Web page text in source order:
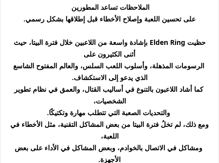
الملاحظات تساعد المطورين
على تحسين اللعبة وإصلاح الأخطاء قبل إطلاقها بشكل رسمي.
حظيت Elden Ring بإشادة واسعة من اللاعبين خلال فترة البيتا، حيث
أثنى الكثيرون على
الرسوماتالمذهلة، وأسلوب اللعب السلس، والعالم المفتوح الشاسع
الذي يدعو إلى الاستكشاف.
كما أشاد اللاعبون بالتنوع في أساليب القتال، والعمق في نظام تطوير
الشخصيات،
والتحديات الصعبة التي تتطلب مهارة وتكتيكًا.
ومع ذلك، لم تخلُ فترة البيتا من بعض المشاكل التقنية، مثل الأخطاء في
اللعبة،
ومشاكل في الاتصال بالخوادم، وبعض المشاكل في الأداء على بعض
الأجهزة.